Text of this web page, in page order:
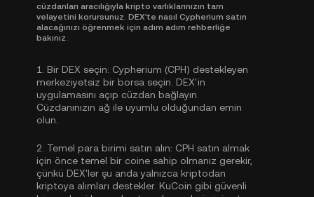
cüzdanları aracılığıyla kripto varlıklarınızın tam
velayetini korursunuz. DEX'te nasıl Cypherium satın
alacağınızı öğrenmek için adım adım rehberliğe
bakınız.
1. Bir DEX seçin: Cypherium (CPH) destekleyen
merkeziyetsiz bir borsa seçin. DEX'in
uygulamasını açıp cüzdan bağlayın.
Cüzdanınızın ağ ile uyumlu olduğundan emin
olun.
2. Temel para birimi satın alın: CPH satın almak
için önce temel bir coine sahip olmanız gerekir,
çünkü DEX'ler şu anda yalnızca kriptodan
kriptoya alımları destekler. KuCoin gibi güvenli